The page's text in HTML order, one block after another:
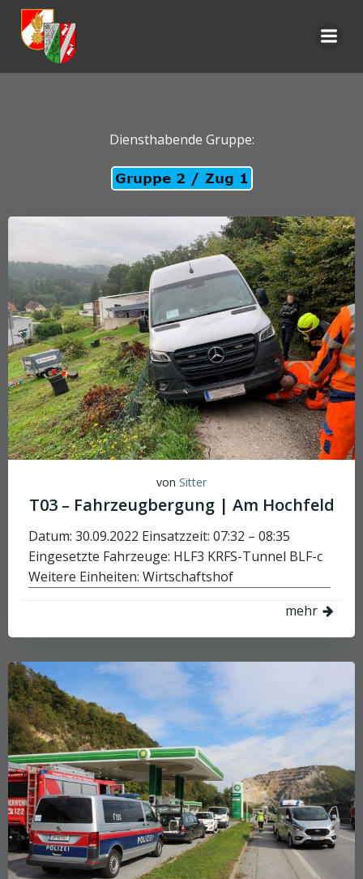
Diensthabende Gruppe:
von Sitter
T03 – Fahrzeugbergung | Am Hochfeld
Datum: 30.09.2022 Einsatzzeit: 07:32 – 08:35
Eingesetzte Fahrzeuge: HLF3 KRFS-Tunnel BLF-c
Weitere Einheiten: Wirtschaftshof
mehr